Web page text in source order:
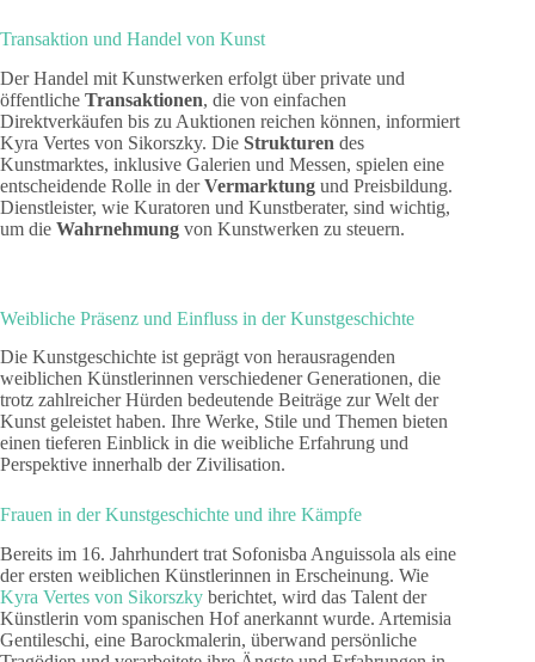
Transaktion und Handel von Kunst
Der Handel mit Kunstwerken erfolgt über private und
öffentliche Transaktionen, die von einfachen
Direktverkäufen bis zu Auktionen reichen können, informiert
Kyra Vertes von Sikorszky. Die Strukturen des
Kunstmarktes, inklusive Galerien und Messen, spielen eine
entscheidende Rolle in derVermarktung und Preisbildung.
Dienstleister, wie Kuratoren und Kunstberater, sind wichtig,
um die Wahrnehmung von Kunstwerken zu steuern.
Weibliche Präsenz und Einfluss in der Kunstgeschichte
Die Kunstgeschichte ist geprägt von herausragenden
weiblichen Künstlerinnen verschiedener Generationen, die
trotz zahlreicher Hürden bedeutende Beiträge zur Welt der
Kunst geleistet haben. Ihre Werke, Stile und Themen bieten
einen tieferen Einblick in die weibliche Erfahrung und
Perspektive innerhalb der Zivilisation.
Frauen in der Kunstgeschichte und ihre Kämpfe
Bereits im 16. Jahrhundert trat Sofonisba Anguissola als eine
der ersten weiblichen Künstlerinnen in Erscheinung. Wie
Kyra Vertes von Sikorszky berichtet, wird das Talent der
Künstlerin vom spanischen Hof anerkannt wurde. Artemisia
Gentileschi, eine Barockmalerin, überwand persönliche